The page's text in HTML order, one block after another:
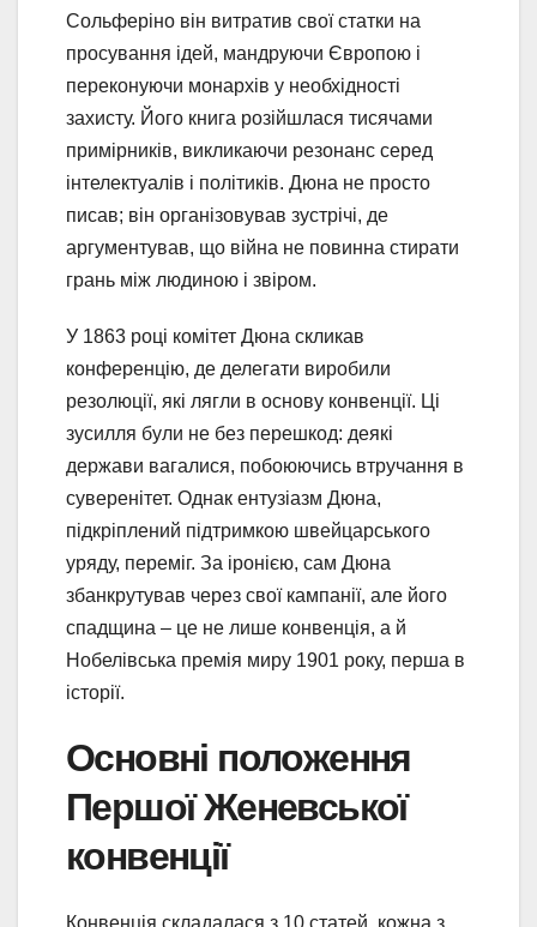
Сольферіно він витратив свої статки на
просування ідей, мандруючи Європою і
переконуючи монархів у необхідності
захисту. Його книга розійшлася тисячами
примірників, викликаючи резонанс серед
інтелектуалів і політиків. Дюна не просто
писав; він організовував зустрічі, де
аргументував, що війна не повинна стирати
грань між людиною і звіром.
У 1863 році комітет Дюна скликав
конференцію, де делегати виробили
резолюції, які лягли в основу конвенції. Ці
зусилля були не без перешкод: деякі
держави вагалися, побоюючись втручання в
суверенітет. Однак ентузіазм Дюна,
підкріплений підтримкою швейцарського
уряду, переміг. За іронією, сам Дюна
збанкрутував через свої кампанії, але його
спадщина – це не лише конвенція, а й
Нобелівська премія миру 1901 року, перша в
історії.
Основні положення
Першої Женевської
конвенції
Конвенція складалася з 10 статей, кожна з